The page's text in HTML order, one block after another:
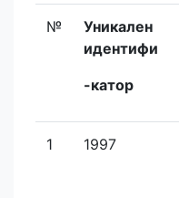
№
Уникален
идентифи
-катор
1 1997